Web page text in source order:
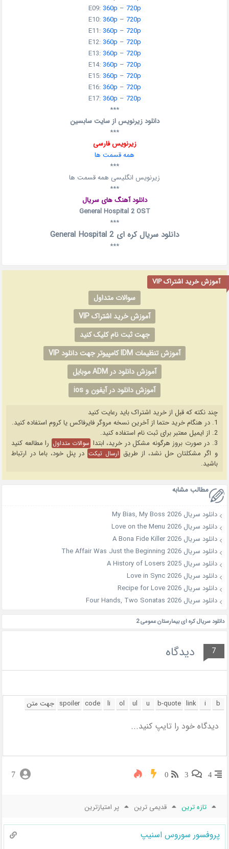
E09: 360p – 720p
E10: 360p – 720p
E11: 360p – 720p
E12: 360p – 720p
E13: 360p – 720p
E14: 360p – 720p
E15: 360p – 720p
E16: 360p – 720p
E17: 360p – 720p
***
دانلود زیرنویس از سایت سابسین
***
زیرنویس فارسی
همه قسمت ها
***
زیرنویس انگلیسی همه قسمت ها
***
دانلود آهنگ های سریال
General Hospital 2 OST
***
دانلود سریال کره ای General Hospital 2
***
آموزش خرید اشتراک VIP
سوالات متداول
آموزش خرید اشتراک VIP
جهت ثبت نام کلیک کنید
آموزش تنظیمات IDM کامپیوتر جهت دانلود VIP
آموزش دانلود در ADM موبایل
آموزش دانلود در آیفون و ios
چند نکته که قبل از خرید اشتراک باید رعایت کنید
1. در هنگام خرید حتما از آخرین نسخه مروگر فایرفاکس یا کروم استفاده کنید.
2. از ایمیل معتبر برای ثبت نام استفاده کنید.
3. در صورت بروز هرگونه مشکل در خرید، ابتدا
سوالات متداول را مطالعه کنید
و اگر مشکلتان حل نشد، از طریق ارسال تیکت در پنل خود، باما در ارتباط
باشید.
مطالب مشابه
دانلود سریال My Bias, My Boss 2026
دانلود سریال Love on the Menu 2026
دانلود سریال A Bona Fide Killer 2026
دانلود سریال The Affair Was Just the Beginning 2026
دانلود سریال A History of Losers 2025
دانلود سریال Love in Sync 2026
دانلود سریال Recipe for Love 2026
دانلود سریال Four Hands, Two Sonatas 2026
دانلود سریال کره ای بیمارستان عمومی 2
7 دیدگاه
4
3
0
7
تازه ترین قدیمی ترین پر امتیازترین
پروفسور سوروس اسنیپ